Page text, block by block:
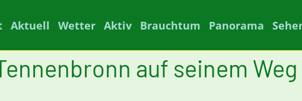
Aktuell Wetter Aktiv Brauchtum Panorama
auf seinem